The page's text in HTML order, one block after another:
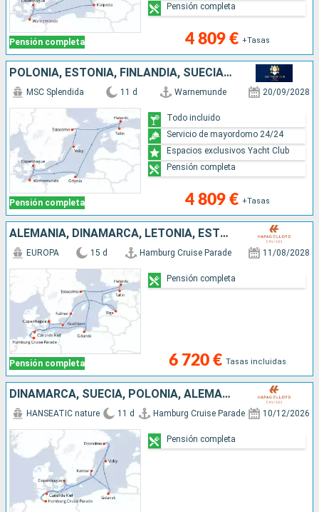
Pensión completa 4 809 € +Tasas
Pensión completa
POLONIA, ESTONIA, FINLANDIA, SUECIA, DINAMARCA, ALEMANIA
Pensión completa
MSC Splendida 11 d Warnemunde 20/09/2028
4 809 € +Tasas
Todo incluido
Servicio de mayordomo 24/24
Espacios exclusivos Yacht Club
Pensión completa
ALEMANIA, DINAMARCA, LETONIA, ESTONIA, FINLANDIA, SUECIA, POLONIA
Pensión completa
EUROPA 15 d Hamburg Cruise Parade 11/08/2028
6 720 € Tasas incluidas
Pensión completa
DINAMARCA, SUECIA, POLONIA, ALEMANIA
HANSEATIC nature 11 d Hamburg Cruise Parade 10/12/2026
Pensión completa